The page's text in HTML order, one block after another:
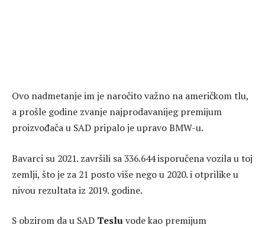
Ovo nadmetanje im je naročito važno na američkom tlu,
a prošle godine zvanje najprodavanijeg premijum
proizvođača u SAD pripalo je upravo BMW-u.
Bavarci su 2021. završili sa 336.644 isporučena vozila u toj
zemlji, što je za 21 posto više nego u 2020. i otprilike u
nivou rezultata iz 2019. godine.
S obzirom da u SAD Tesluvode kao premijum